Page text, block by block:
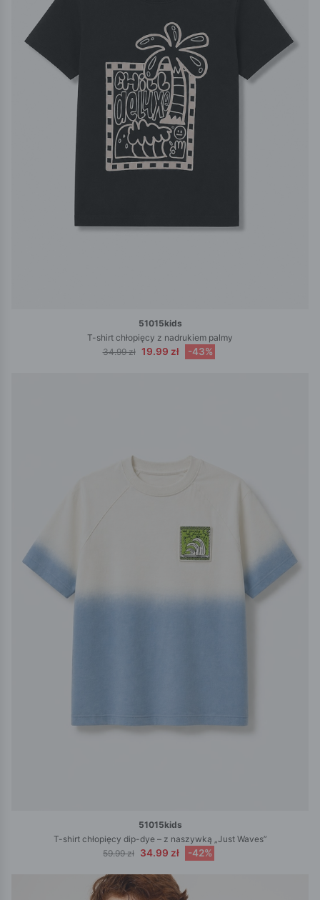
51015kids
T-shirt chłopięcy z nadrukiem palmy
34.99 zł 19.99 zł -43%
51015kids
T-shirt chłopięcy dip-dye – z naszywką „Just Waves”
59.99 zł 34.99 zł -42%